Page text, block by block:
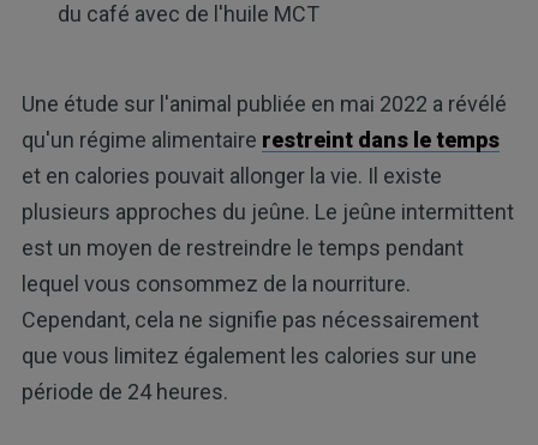
du café avec de l'huile MCT
Une étude sur l'animal publiée en mai 2022 a révélé
qu'un régime alimentaire restreint dans le temps
et en calories pouvait allonger la vie. Il existe
plusieurs approches du jeûne. Le jeûne intermittent
est un moyen de restreindre le temps pendant
lequel vous consommez de la nourriture.
Cependant, cela ne signifie pas nécessairement
que vous limitez également les calories sur une
période de 24 heures.